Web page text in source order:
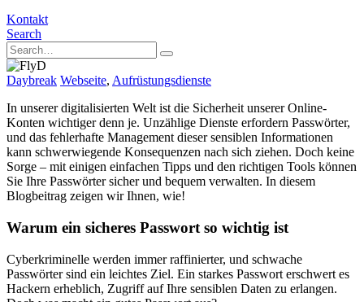
Kontakt
Search
Daybreak Webseite, Aufrüstungsdienste
In unserer digitalisierten Welt ist die Sicherheit unserer Online-
Konten wichtiger denn je. Unzählige Dienste erfordern Passwörter,
und das fehlerhafte Management dieser sensiblen Informationen
kann schwerwiegende Konsequenzen nach sich ziehen. Doch keine
Sorge – mit einigen einfachen Tipps und den richtigen Tools können
Sie Ihre Passwörter sicher und bequem verwalten. In diesem
Blogbeitrag zeigen wir Ihnen, wie!
Warum ein sicheres Passwort so wichtig ist
Cyberkriminelle werden immer raffinierter, und schwache
Passwörter sind ein leichtes Ziel. Ein starkes Passwort erschwert es
Hackern erheblich, Zugriff auf Ihre sensiblen Daten zu erlangen.